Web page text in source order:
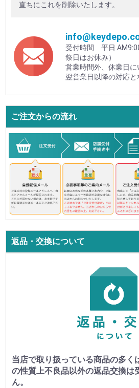
直ちにこれを削除いたします。
受付時間 平日
祭日はお休み）
営業時間外、休業日に
翌営業日以降の対応と
ご注文からの流れ
返品・交換について
当店で取り扱っている商品の多く
の性質上不良品以外の返品交換は
ん。